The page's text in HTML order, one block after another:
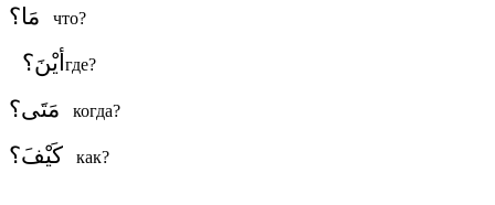
مَا؟ что?
أيْنَ؟ где?
مَتَى؟ когда?
كَيْفَ؟ как?